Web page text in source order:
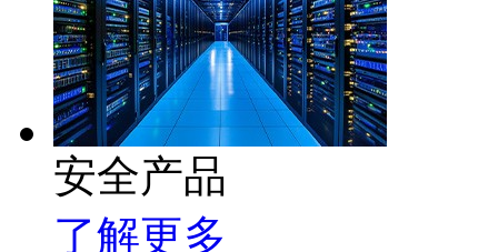
安全产品
了解更多